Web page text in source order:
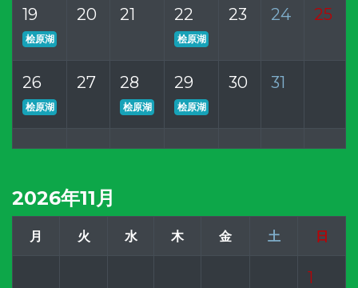
19
桧原湖
20 21 22
桧原湖
23 24 25
26
桧原湖
27 28
桧原湖
29
桧原湖
30 31
2026年11月
月 火 水 木 金 土 日
1